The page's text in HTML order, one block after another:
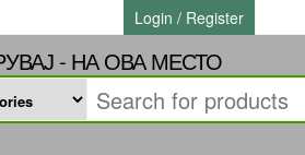
Login / Register
- НА ОВА МЕСТО